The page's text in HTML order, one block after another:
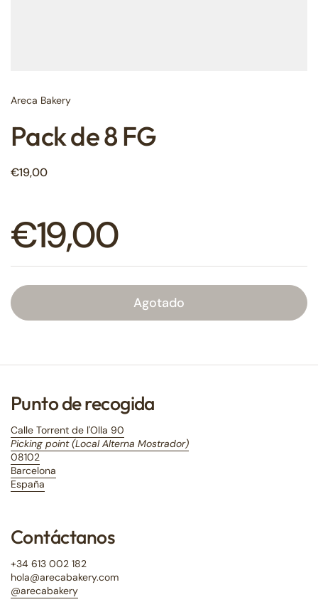
Areca Bakery
Pack de 8 FG
Precio normal
€19,00
Precio normal
€19,00
Agotado
Punto de recogida
Calle Torrent de l'Olla 90
Picking point (Local Alterna Mostrador)
08102
Barcelona
España
Contáctanos
+34 613 002 182
hola@arecabakery.com
@arecabakery